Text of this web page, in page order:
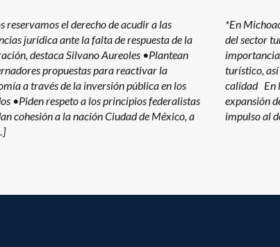
reservamos el derecho de acudir a las
jurídica ante la falta de respuesta de la
destaca Silvano Aureoles •Plantean
propuestas para reactivar la
a través de la inversión pública en los
•Piden respeto a los principios federalistas
cohesión a la nación Ciudad de México, a
*En
del sector
turístico, así
calidad En
expansión
impulso al